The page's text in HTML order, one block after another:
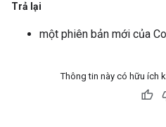
Trả lại
một phiên bản mới của
Thông tin này có hữu ích